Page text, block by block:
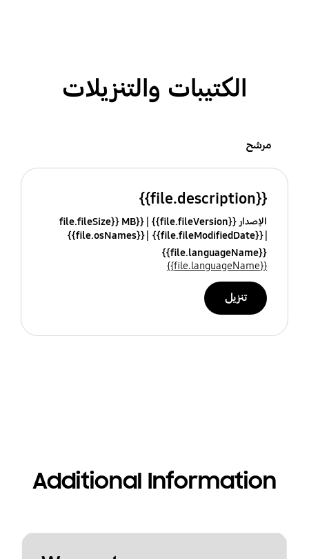
الكتيبات والتنزيلات
مرشح
{{file.description}}
الإصدار {{file.fileVersion}}
{{file.fileSize}} MB
{{file.fileModifiedDate}}
{{file.osNames}}
{{file.languageName}}
{{file.languageName}}
تنزيل
Additional Information